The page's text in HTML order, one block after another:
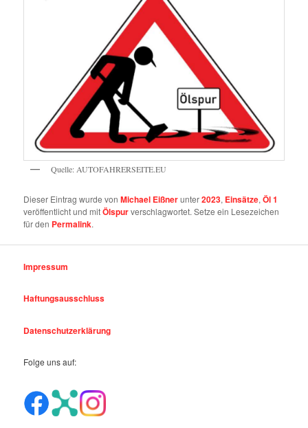
Quelle: AUTOFAHRERSEITE.EU
Dieser Eintrag wurde vonMichael Eißnerunter2023, Einsätze,Öl 1
veröffentlicht und mitÖlspurverschlagwortet. Setze ein Lesezeichen
für den Permalink.
Impressum
Haftungsausschluss
Datenschutzerklärung
Folge uns auf: